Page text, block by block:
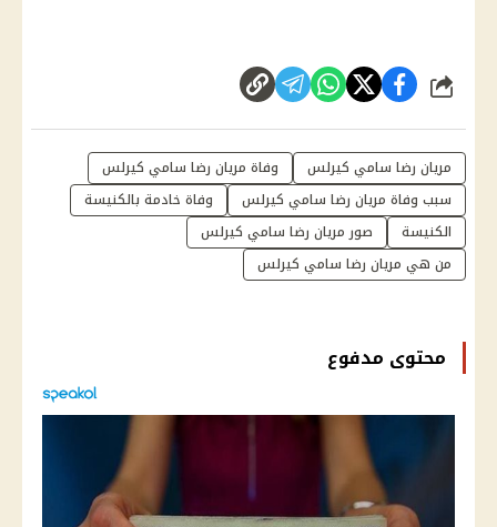
شارك
مريان رضا سامي كيرلس
وفاة مريان رضا سامي كيرلس
سبب وفاة مريان رضا سامي كيرلس
وفاة خادمة بالكنيسة
الكنيسة
صور مريان رضا سامي كيرلس
من هي مريان رضا سامي كيرلس
محتوى مدفوع